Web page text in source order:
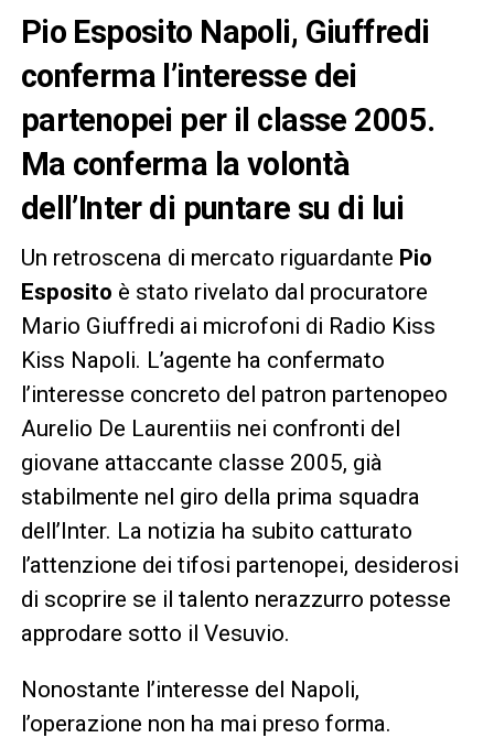
Pio Esposito Napoli, Giuffredi
conferma l’interesse dei
partenopei per il classe 2005.
Ma conferma la volontà
dell’Inter di puntare su di lui
Un retroscena di mercato riguardante Pio
Esposito è stato rivelato dal procuratore
Mario Giuffredi ai microfoni di Radio Kiss
Kiss Napoli. L’agente ha confermato
l’interesse concreto del patron partenopeo
Aurelio De Laurentiis nei confronti del
giovane attaccante classe 2005, già
stabilmente nel giro della prima squadra
dell’Inter. La notizia ha subito catturato
l’attenzione dei tifosi partenopei, desiderosi
di scoprire se il talento nerazzurro potesse
approdare sotto il Vesuvio.
Nonostante l’interesse del Napoli,
l’operazione non ha mai preso forma.